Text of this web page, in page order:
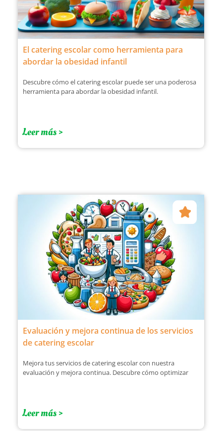
El catering escolar como herramienta para
abordar la obesidad infantil
Descubre cómo el catering escolar puede ser una poderosa
herramienta para abordar la obesidad infantil.
Leer más >
Evaluación y mejora continua de los servicios
de catering escolar
Mejora tus servicios de catering escolar con nuestra
evaluación y mejora continua. Descubre cómo optimizar
Leer más >